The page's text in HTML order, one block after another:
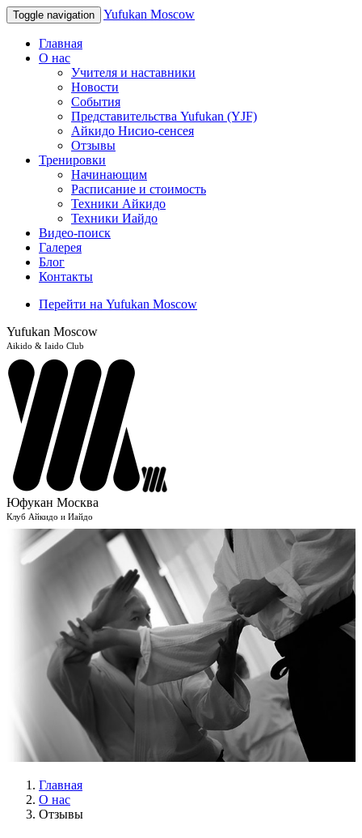
Toggle navigation Yufukan Moscow
Главная
О нас
Учителя и наставники
Новости
События
Представительства Yufukan (YJF)
Айкидо Нисио-сенсея
Отзывы
Тренировки
Начинающим
Расписание и стоимость
Техники Айкидо
Техники Иайдо
Видео-поиск
Галерея
Блог
Контакты
Перейти на Yufukan Moscow
Yufukan Moscow
Aikido & Iaido Club
Юфукан Москва
Клуб Айкидо и Иайдо
Главная
О нас
Отзывы